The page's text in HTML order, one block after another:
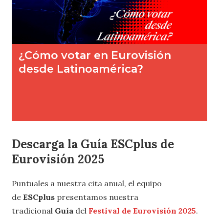
Descarga la Guía ESCplus de
Eurovisión 2025
Puntuales a nuestra cita anual, el equipo
de ESCplus presentamos nuestra
tradicional Guía del Festival de Eurovisión 2025.